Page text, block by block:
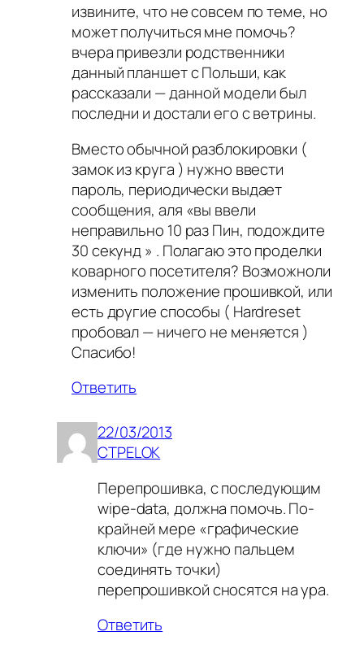
извините, что не совсем по теме, но
может получиться мне помочь?
вчера привезли родственники
данный планшет с Польши, как
рассказали — данной модели был
последни и достали его с ветрины.
Вместо обычной разблокировки (
замок из круга ) нужно ввести
пароль, периодически выдает
сообщения, аля «вы ввели
неправильно 10 раз Пин, подождите
30 секунд » . Полагаю это проделки
коварного посетителя? Возможноли
изменить положение прошивкой, или
есть другие способы ( Hardreset
пробовал — ничего не меняется )
Спасибо!
Ответить
22/03/2013
CTPELOK
Перепрошивка, с последующим
wipe-data, должна помочь. По-
крайней мере «графические
ключи» (где нужно пальцем
соединять точки)
перепрошивкой сносятся на ура.
Ответить